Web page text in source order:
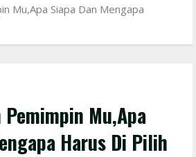
Mu,Apa Siapa Dan Mengapa
Mu,Apa
Harus Di Pilih